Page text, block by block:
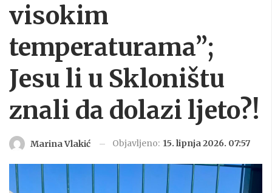
visokim
temperaturama”;
Jesu li u Skloništu
znali da dolazi ljeto?!
Marina Vlakić Objavljeno: 15. lipnja 2026. 07:57